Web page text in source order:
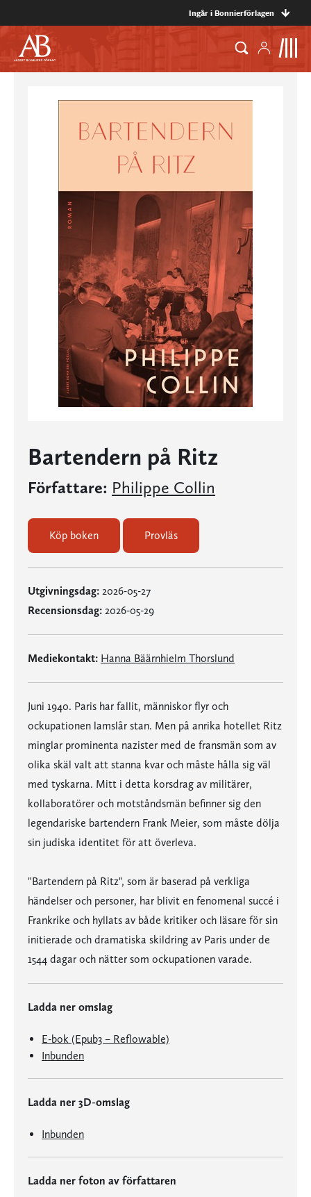
Ingår i Bonnierförlagen
Bartendern på Ritz
Författare: Philippe Collin
Köp boken Provläs
Utgivningsdag: 2026-05-27
Recensionsdag: 2026-05-29
Mediekontakt: Hanna Bäärnhielm Thorslund
Juni 1940. Paris har fallit, människor flyr och
ockupationen lamslår stan. Men på anrika hotellet Ritz
minglar prominenta nazister med de fransmän som av
olika skäl valt att stanna kvar och måste hålla sig väl
med tyskarna. Mitt i detta korsdrag av militärer,
kollaboratörer och motståndsmän befinner sig den
legendariske bartendern Frank Meier, som måste dölja
sin judiska identitet för att överleva.
"Bartendern på Ritz", som är baserad på verkliga
händelser och personer, har blivit en fenomenal succé i
Frankrike och hyllats av både kritiker och läsare för sin
initierade och dramatiska skildring av Paris under de
1544 dagar och nätter som ockupationen varade.
Ladda ner omslag
E-bok (Epub3 – Reflowable)
Inbunden
Ladda ner 3D-omslag
Inbunden
Ladda ner foton av författaren